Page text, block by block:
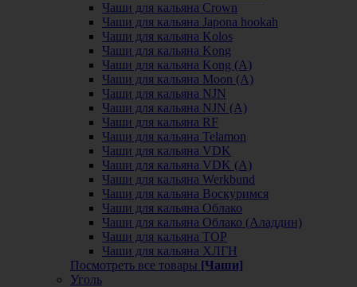
Чаши для кальяна Crown
Чаши для кальяна Japona hookah
Чаши для кальяна Kolos
Чаши для кальяна Kong
Чаши для кальяна Kong (A)
Чаши для кальяна Moon (А)
Чаши для кальяна NJN
Чаши для кальяна NJN (А)
Чаши для кальяна RF
Чаши для кальяна Telamon
Чаши для кальяна VDK
Чаши для кальяна VDK (А)
Чаши для кальяна Werkbund
Чаши для кальяна Воскуримся
Чаши для кальяна Облако
Чаши для кальяна Облако (Аладдин)
Чаши для кальяна ТОР
Чаши для кальяна ХЛГН
Посмотреть все товары [Чаши]
Уголь